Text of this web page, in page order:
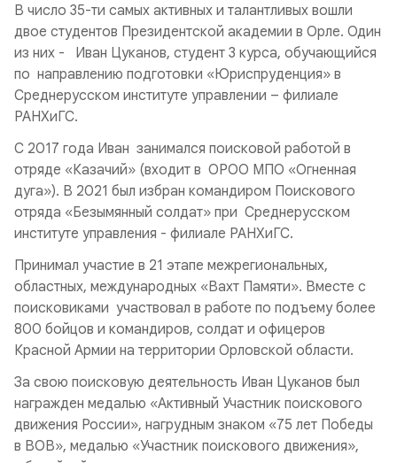
В число 35-ти самых активных и талантливых вошли
двое студентов Президентской академии в Орле. Один
из них - Иван Цуканов, студент 3 курса, обучающийся
по направлению подготовки «Юриспруденция» в
Среднерусском институте управлении – филиале
РАНХиГС.
С 2017 года Иван занимался поисковой работой в
отряде «Казачий» (входит в ОРОО МПО «Огненная
дуга»). В 2021 был избран командиром Поискового
отряда «Безымянный солдат» при Среднерусском
институте управления - филиале РАНХиГС.
Принимал участие в 21 этапе межрегиональных,
областных, международных «Вахт Памяти». Вместе с
поисковиками участвовал в работе по подъему более
800 бойцов и командиров, солдат и офицеров
Красной Армии на территории Орловской области.
За свою поисковую деятельность Иван Цуканов был
награжден медалью «Активный Участник поискового
движения России», нагрудным знаком «75 лет Победы
в ВОВ», медалью «Участник поискового движения»,